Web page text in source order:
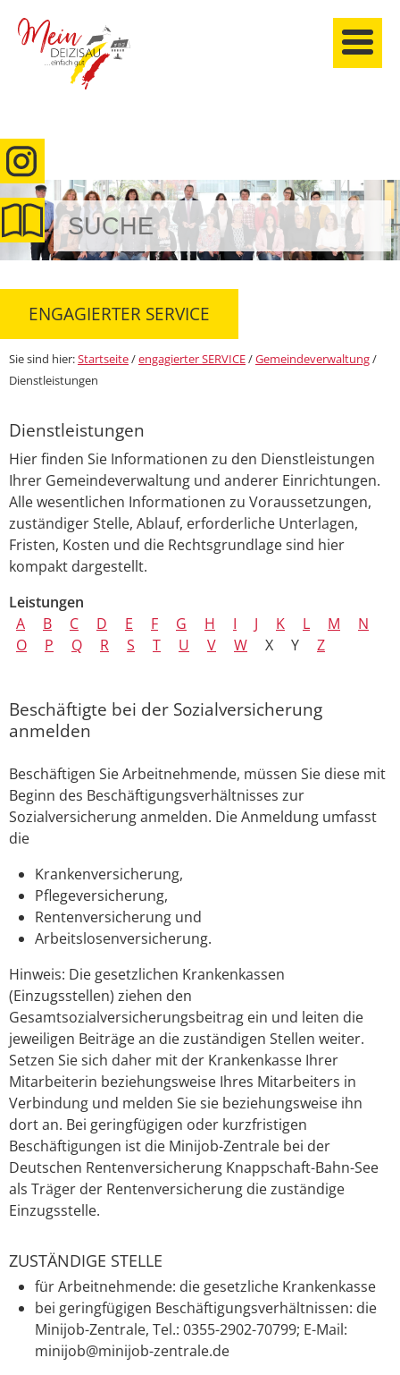
anmelden
ENGAGIERTER SERVICE
Sie sind hier:Startseite/engagierter SERVICE/Gemeindeverwaltung/
Dienstleistungen
Dienstleistungen
Hier finden Sie Informationen zu den Dienstleistungen
Ihrer Gemeindeverwaltung und anderer Einrichtungen.
Alle wesentlichen Informationen zu Voraussetzungen,
zuständiger Stelle, Ablauf, erforderliche Unterlagen,
Fristen, Kosten und die Rechtsgrundlage sind hier
kompakt dargestellt.
Leistungen
A
B C D E F G H I J K L M
N
O
P Q R S T U V W X Y Z
Beschäftigte bei der Sozialversicherung
anmelden
Beschäftigen Sie Arbeitnehmende, müssen Sie diese mit
Beginn des Beschäftigungsverhältnisses zur
Sozialversicherung anmelden. Die Anmeldung umfasst
die
Krankenversicherung,
Pflegeversicherung,
Rentenversicherung und
Arbeitslosenversicherung.
Hinweis: Die gesetzlichen Krankenkassen
(Einzugsstellen) ziehen den
Gesamtsozialversicherungsbeitrag ein und leiten die
jeweiligen Beiträge an die zuständigen Stellen weiter.
Setzen Sie sich daher mit der Krankenkasse Ihrer
Mitarbeiterin beziehungsweise Ihres Mitarbeiters in
Verbindung und melden Sie sie beziehungsweise ihn
dort an. Bei geringfügigen oder kurzfristigen
Beschäftigungen ist die Minijob-Zentrale bei der
Deutschen Rentenversicherung Knappschaft-Bahn-See
als Träger der Rentenversicherung die zuständige
Einzugsstelle.
ZUSTÄNDIGE STELLE
für Arbeitnehmende: die gesetzliche Krankenkasse
bei geringfügigen Beschäftigungsverhältnissen: die
Minijob-Zentrale, Tel.: 0355-2902-70799; E-Mail:
minijob@minijob-zentrale.de